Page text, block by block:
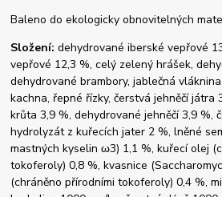
Baleno do ekologicky obnovitelných
Složení: dehydrované iberské vepřové
vepřové 12,3 %, celý zelený hrášek,
dehydrované brambory, jablečná
kachna, řepné řízky, čerstvá jehněčí játra
krůta 3,9 %, dehydrované jehněčí 3,9 %,
hydrolyzát z kuřecích jater 2 %, lněné
mastných kyselin ω3) 1,1 %, kuřecí olej
tokoferoly) 0,8 %, kvasnice
(chráněno přírodními tokoferoly) 0,4 %,